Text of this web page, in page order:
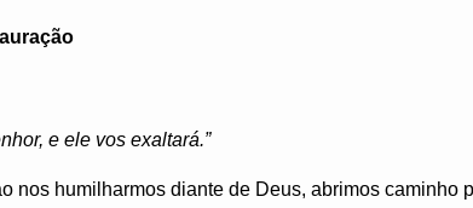
e ele vos exaltará.”
nos humilharmos diante de Deus, abrimos caminho